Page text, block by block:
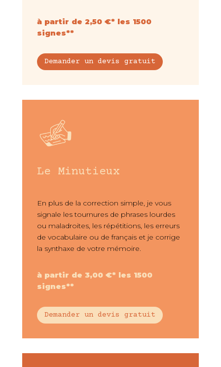
à partir de 2,50 €* les 1500
signes**
Demander un devis gratuit
Le Minutieux
En plus de la correction simple, je vous
signale les tournures de phrases lourdes
ou maladroites, les répétitions, les erreurs
de vocabulaire ou de français et je corrige
la synthaxe de votre mémoire.
à partir de 3,00 €* les 1500
signes**
Demander un devis gratuit